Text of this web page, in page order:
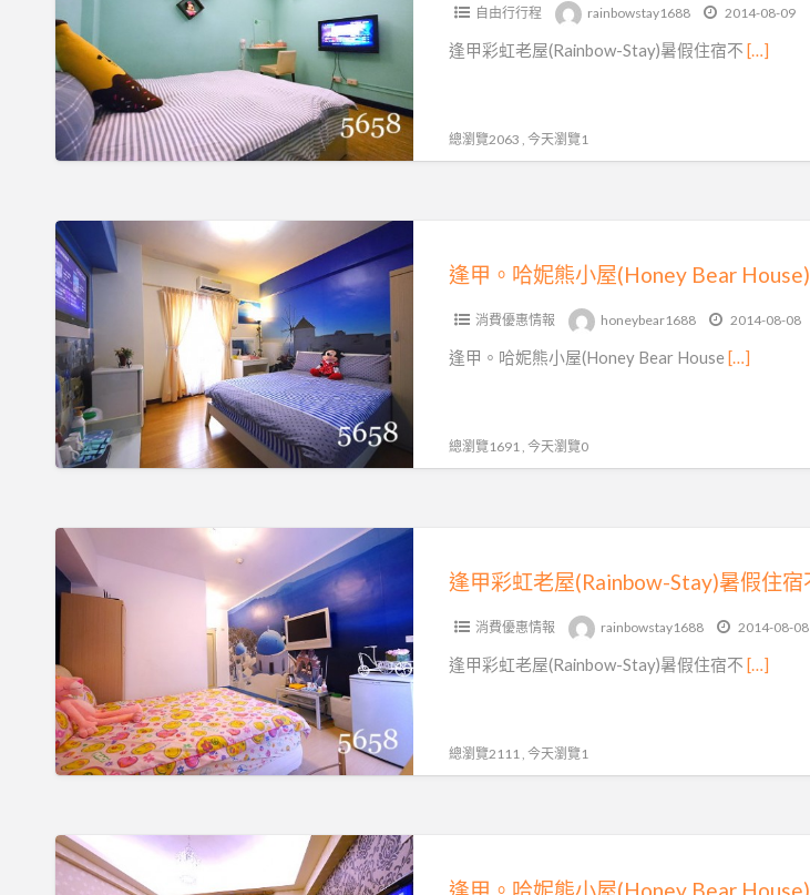
虹
老
屋
(Rainbow-
Stay)
暑
住
宿
不
漲
價
唷
♥
揪
咪…
加
人
不
加
~
機
車
趴
好
自由行行程 rainbowstay1688 2014-08-09
逢甲彩虹老屋(Rainbow-Stay)暑假住宿不 […]
總瀏覽2063 , 今天瀏覽1
逢
甲。
哈
妮
熊
小
屋
(Honey
Bear
暑
假
住
宿
漲
價
♥
加
不
加
消費優惠情報 honeybear1688 2014-08-08
逢甲。哈妮熊小屋(Honey Bear House […]
總瀏覽1691 , 今天瀏覽0
逢
甲
彩
老
屋
(Rainbow-
Stay)
暑
住
宿
消費優惠情報 rainbowstay1688 2014-08-08
逢甲彩虹老屋(Rainbow-Stay)暑假住宿不 […]
總瀏覽2111 , 今天瀏覽1
逢
甲。